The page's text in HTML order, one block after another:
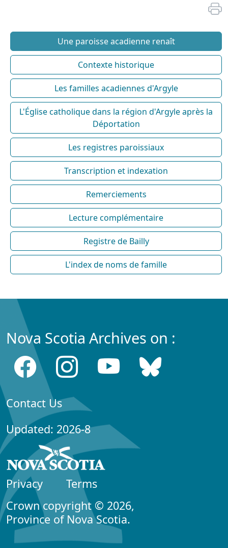
Une paroisse acadienne renaît
Contexte historique
Les familles acadiennes d'Argyle
L'Église catholique dans la région d'Argyle après la
Déportation
Les registres paroissiaux
Transcription et indexation
Remerciements
Lecture complémentaire
Registre de Bailly
L'index de noms de famille
Nova Scotia Archives on :
Contact Us
Updated: 2026-8
Privacy
Terms
Crown copyright © 2026,
Province of Nova Scotia.